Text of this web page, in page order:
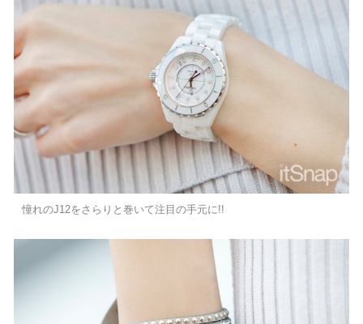
憧れのJ12をさらりと巻いて注目の手元に!!